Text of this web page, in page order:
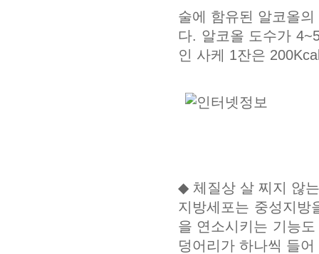
술에 함유된 알코올
다. 알코올 도수가
인 사케 1잔은
◆ 체질상 살 찌지 않
지방세포는 중성지
을 연소시키는 기능
덩어리가 하나씩 들